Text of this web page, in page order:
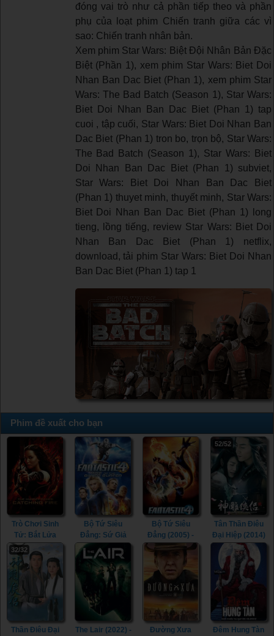
đóng vai trò như cả phần tiếp theo và phần
phụ của loạt phim Chiến tranh giữa các vì
sao: Chiến tranh nhân bản.
Xem phim Star Wars: Biệt Đội Nhân Bản Đặc
Biệt (Phần 1), xem phim Star Wars: Biet Doi
Nhan Ban Dac Biet (Phan 1), xem phim Star
Wars: The Bad Batch (Season 1), Star Wars:
Biet Doi Nhan Ban Dac Biet (Phan 1) tap
cuoi , tập cuối, Star Wars: Biet Doi Nhan Ban
Dac Biet (Phan 1) tron bo, trọn bộ, Star Wars:
The Bad Batch (Season 1), Star Wars: Biet
Doi Nhan Ban Dac Biet (Phan 1) subviet,
Star Wars: Biet Doi Nhan Ban Dac Biet
(Phan 1) thuyet minh, thuyết minh, Star Wars:
Biet Doi Nhan Ban Dac Biet (Phan 1) long
tieng, lồng tiếng, review Star Wars: Biet Doi
Nhan Ban Dac Biet (Phan 1) netflix,
download, tải phim Star Wars: Biet Doi Nhan
Ban Dac Biet (Phan 1) tap 1
Phim đề xuất cho bạn
Trò Chơi Sinh
Tử: Bắt Lửa
(2013) - The
Hunger Games:
Catching Fire
(2013)
Bộ Tứ Siêu
Đẳng: Sứ Giả
Bạc (2007) -
Fantastic Four:
Rise of the
Silver Surfer
(2007)
Bộ Tứ Siêu
Đẳng (2005) -
Fantastic Four
(2005)
52/52
Tân Thần Điêu
Đại Hiệp (2014)
- The Romance
of the Condor
Heroes (2014)
32/32
Thần Điêu Đại
The Lair (2022) -
Đường Xưa
Đêm Hung Tàn